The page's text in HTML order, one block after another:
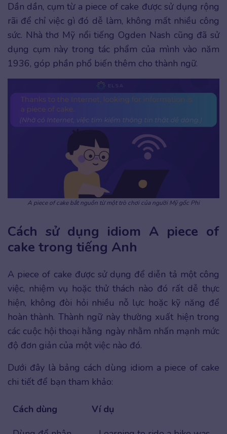
Dần dần, cụm từ a piece of cake được sử dụng rộng
rãi để chỉ việc gì đó dễ làm, không mất nhiều công
sức. Nhà thơ Mỹ nổi tiếng Ogden Nash cũng đã sử
dụng cụm này trong tác phẩm của mình vào năm
1936, góp phần phổ biến thêm cho thành ngữ.
A piece of cake bắt nguồn từ một trò chơi của người Mỹ gốc Phi
Cách sử dụng idiom A piece of
cake trong tiếng Anh
A piece of cake được sử dụng để diễn tả một công
việc, nhiệm vụ hoặc thử thách nào đó rất dễ thực
hiện, không đòi hỏi nhiều nỗ lực hoặc kỹ năng để
hoàn thành. Thành ngữ này thường xuất hiện trong
các cuộc hội thoại hằng ngày nhằm nhấn mạnh mức
độ đơn giản của một việc nào đó.
Dưới đây là bảng cách dùng idiom a piece of cake
chi tiết để bạn tham khảo:
Cách dùng
Ví dụ